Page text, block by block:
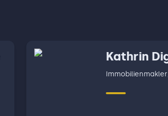
Kathrin
Immobilienmakler